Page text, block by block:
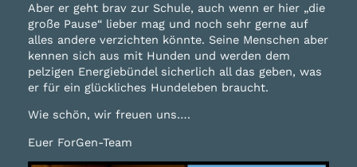
Aber er geht brav zur Schule, auch wenn er hier „die
große Pause“ lieber mag und noch sehr gerne auf
alles andere verzichten könnte. Seine Menschen aber
kennen sich aus mit Hunden und werden dem
pelzigen Energiebündel sicherlich all das geben, was
er für ein glückliches Hundeleben braucht.
Wie schön, wir freuen uns….
Euer ForGen-Team